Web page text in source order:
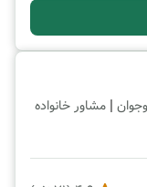
| مشاور خانواده